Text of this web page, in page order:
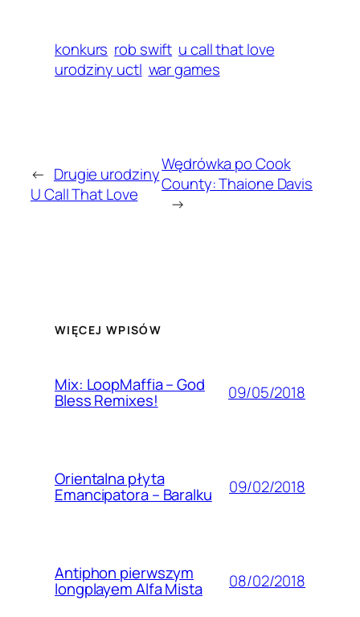
konkurs rob swift u call that love
urodziny uctl war games
← Drugie urodziny
U Call That Love
Wędrówka po Cook
County: Thaione Davis
→
WIĘCEJ WPISÓW
Mix: LoopMaffia – God
Bless Remixes! 09/05/2018
Orientalna płyta
Emancipatora – Baralku 09/02/2018
Antiphon pierwszym
longplayem Alfa Mista 08/02/2018